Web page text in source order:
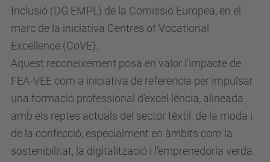
Inclusió (DG EMPL) de la Comissió Europea, en el
marc de la iniciativa Centres of Vocational
Excellence (CoVE).
Aquest reconeixement posa en valor l’impacte de
FEA‑VEE com a iniciativa de referència per impulsar
una formació professional d’excel·lència, alineada
amb els reptes actuals del sector tèxtil, de la moda i
de la confecció, especialment en àmbits com la
sostenibilitat, la digitalització i l’emprenedoria verda.